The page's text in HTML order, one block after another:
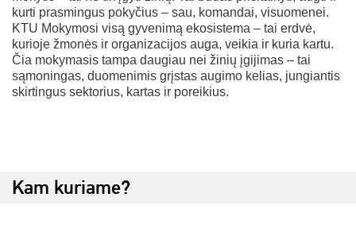
kurti prasmingus pokyčius – sau, komandai, visuomenei.
KTU Mokymosi visą gyvenimą ekosistema – tai erdvė,
kurioje žmonės ir organizacijos auga, veikia ir kuria kartu.
Čia mokymasis tampa daugiau nei žinių įgijimas – tai
sąmoningas, duomenimis grįstas augimo kelias, jungiantis
skirtingus sektorius, kartas ir poreikius.
Kam kuriame?